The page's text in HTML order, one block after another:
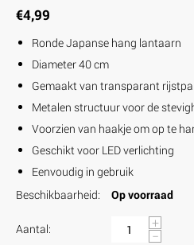
€4,99
Ronde Japanse hang lantaarn
Diameter 40 cm
Gemaakt van transparant
Metalen structuur voor de
Voorzien van haakje om op te
Geschikt voor LED verlichting
Eenvoudig in gebruik
Beschikbaarheid:
Op voorraad
Aantal:
+
−